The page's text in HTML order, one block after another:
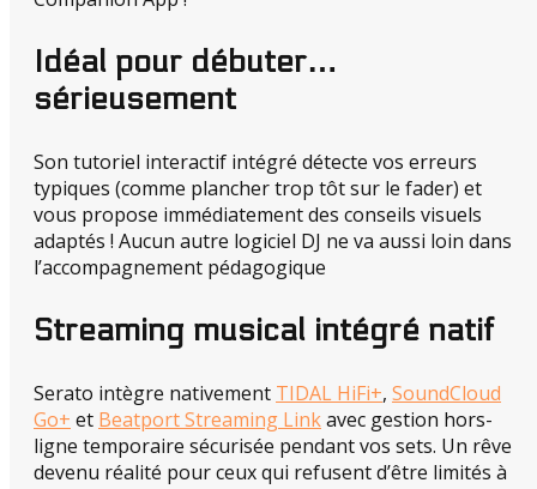
Idéal pour débuter…
sérieusement
Son tutoriel interactif intégré détecte vos erreurs
typiques (comme plancher trop tôt sur le fader) et
vous propose immédiatement des conseils visuels
adaptés ! Aucun autre logiciel DJ ne va aussi loin dans
l’accompagnement pédagogique
Streaming musical intégré natif
Serato intègre nativement TIDAL HiFi+, SoundCloud
Go+ et Beatport Streaming Linkavec gestion hors-
ligne temporaire sécurisée pendant vos sets. Un rêve
devenu réalité pour ceux qui refusent d’être limités à